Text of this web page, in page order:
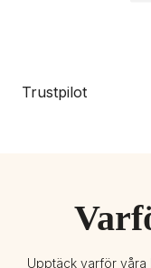
Trustpilot
Upptäck varför våra